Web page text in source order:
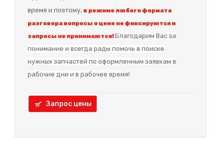
время и поэтому, в режиме любого формата
разговора вопросы о цене не фиксируются и
запросы не принимаются!Благодарим Вас за
понимание и всегда рады помочь в поиске
нужных запчастей по оформленным заявкам в
рабочие дни и в рабочее время!
Запрос цены